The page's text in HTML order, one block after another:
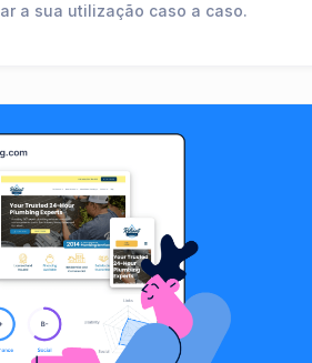
a sua utilização caso a caso.